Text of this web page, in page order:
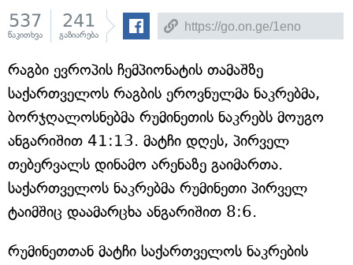
537
წაკითხვა
241
გაზიარება
რაგბი ევროპის ჩემპიონატის თამაშზე
საქართველოს რაგბის ეროვნულმა ნაკრებმა,
ბორჯღალოსნებმა რუმინეთის ნაკრებს მოუგო
ანგარიშით 41:13. მატჩი დღეს, პირველ
თებერვალს დინამო არენაზე გაიმართა.
საქართველოს ნაკრებმა რუმინეთი პირველ
ტაიმშიც დაამარცხა ანგარიშით 8:6.
რუმინეთთან მატჩი საქართველოს ნაკრების